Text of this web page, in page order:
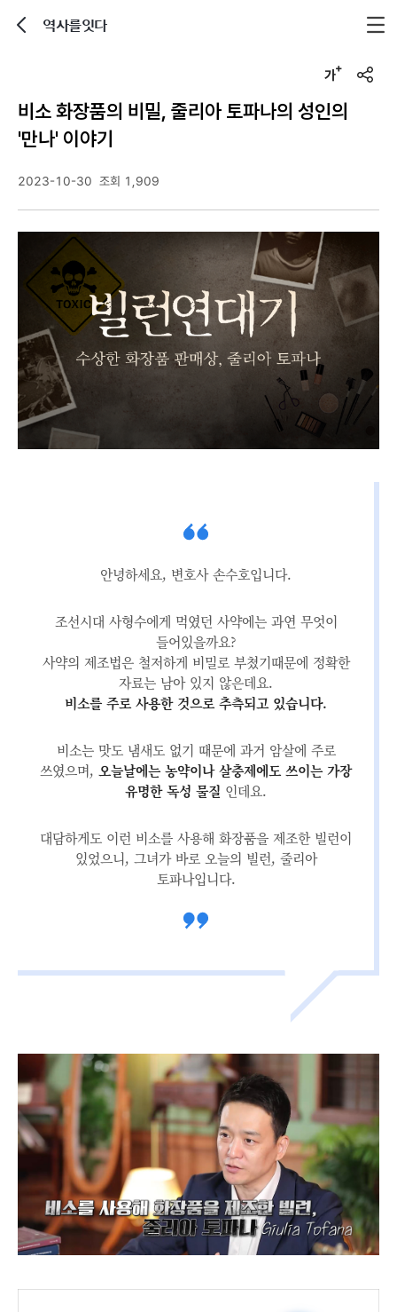
역사를잇다
u
비소 화장품의 비밀, 줄리아 토파나의 성인의
'만나' 이야기
2023-10-30 조회 1,909
안녕하세요, 변호사 손수호입니다.
조선시대 사형수에게 먹였던 사약에는 과연 무엇이
들어있을까요?
사약의 제조법은 철저하게 비밀로 부쳤기때문에 정확한
자료는 남아 있지 않은데요.
비소를 주로 사용한 것으로 추측되고 있습니다.
비소는 맛도 냄새도 없기 때문에 과거 암살에 주로
쓰였으며, 오늘날에는 농약이나 살충제에도 쓰이는 가장
유명한 독성 물질 인데요.
대담하게도 이런 비소를 사용해 화장품을 제조한 빌런이
있었으니, 그녀가 바로 오늘의 빌런, 줄리아
토파나입니다.